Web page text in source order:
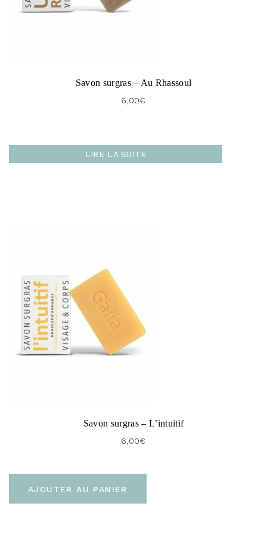
Savon surgras – Au Rhassoul
6,00€
LIRE LA SUITE
Savon surgras – L’intuitif
6,00€
AJOUTER AU PANIER